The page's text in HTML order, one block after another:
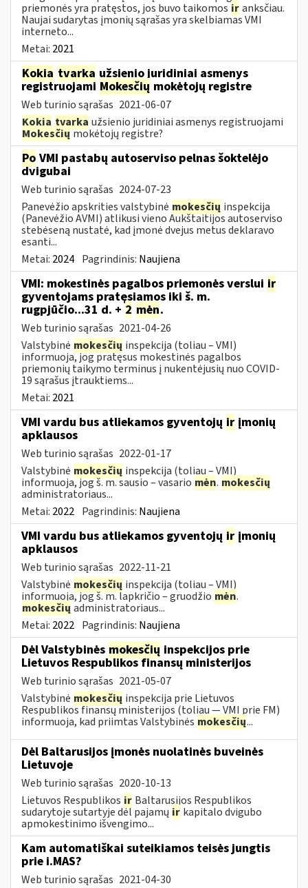
priemonės yra pratęstos, jos buvo taikomos iranksčiau.
Naujai sudarytas įmonių sąrašas yra skelbiamas VMI
interneto...
Metai: 2021
Kokia tvarka užsienio juridiniai asmenys
registruojami Mokesčių mokėtojų registre
Web turinio sąrašas 2021-06-07
Kokia tvarka užsienio juridiniai asmenys registruojami
Mokesčiųmokėtojų registre?
Po VMI pastabų autoserviso pelnas šoktelėjo
dvigubai
Web turinio sąrašas 2024-07-23
Panevėžio apskrities valstybinė mokesčių inspekcija
(Panevėžio AVMI) atlikusi vieno Aukštaitijos autoserviso
stebėseną nustatė, kad įmonė dvejus metus deklaravo
esanti...
Metai: 2024 Pagrindinis: Naujiena
VMI: mokestinės pagalbos priemonės verslui ir
gyventojams pratęsiamos iki š. m.
rugpjūčio...31 d. + 2 mėn.
Web turinio sąrašas 2021-04-26
Valstybinė mokesčių inspekcija (toliau – VMI)
informuoja, jog pratęsus mokestinės pagalbos
priemonių taikymo terminus į nukentėjusių nuo COVID-
19 sąrašus įtrauktiems...
Metai: 2021
VMI vardu bus atliekamos gyventojų ir įmonių
apklausos
Web turinio sąrašas 2022-01-17
Valstybinė mokesčių inspekcija (toliau – VMI)
informuoja, jog š. m. sausio – vasario mėn. mokesčių
administratoriaus...
Metai: 2022 Pagrindinis: Naujiena
VMI vardu bus atliekamos gyventojų ir įmonių
apklausos
Web turinio sąrašas 2022-11-21
Valstybinė mokesčių inspekcija (toliau – VMI)
informuoja, jog š. m. lapkričio – gruodžio mėn.
mokesčių administratoriaus...
Metai: 2022 Pagrindinis: Naujiena
Dėl Valstybinės mokesčių inspekcijos prie
Lietuvos Respublikos finansų ministerijos
Web turinio sąrašas 2021-05-07
Valstybinė mokesčių inspekcija prie Lietuvos
Respublikos finansų ministerijos (toliau — VMI prie FM)
informuoja, kad priimtas Valstybinės mokesčių...
Dėl Baltarusijos įmonės nuolatinės buveinės
Lietuvoje
Web turinio sąrašas 2020-10-13
Lietuvos Respublikos ir Baltarusijos Respublikos
sudarytoje sutartyje dėl pajamų ir kapitalo dvigubo
apmokestinimo išvengimo...
Kam automatiškai suteikiamos teisės jungtis
prie i.MAS?
Web turinio sąrašas 2021-04-30